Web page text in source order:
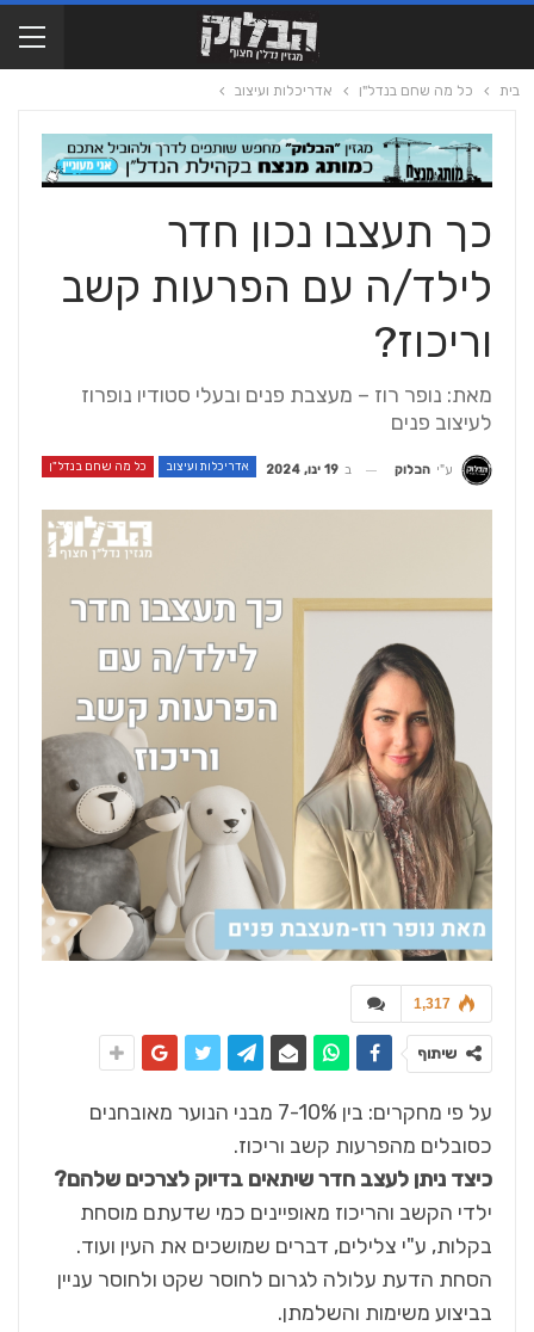
בית כל מה שחם בנדל"ן אדריכלות ועיצוב
כך תעצבו נכון חדר
לילד/ה עם הפרעות קשב
וריכוז?
מאת: נופר רוז – מעצבת פנים ובעלי סטודיו נופרוז
לעיצוב פנים
אדריכלות ועיצוב כל מה שחם בנדל"ן ע"י הבלוק ב 19 ינו, 2024
1,317
שיתוף
על פי מחקרים: בין 7-10% מבני הנוער מאובחנים
כסובלים מהפרעות קשב וריכוז.
כיצד ניתן לעצב חדר שיתאים בדיוק לצרכים שלהם?
ילדי הקשב והריכוז מאופיינים כמי שדעתם מוסחת
בקלות, ע"י צלילים, דברים שמושכים את העין ועוד.
הסחת הדעת עלולה לגרום לחוסר שקט ולחוסר עניין
בביצוע משימות והשלמתן.